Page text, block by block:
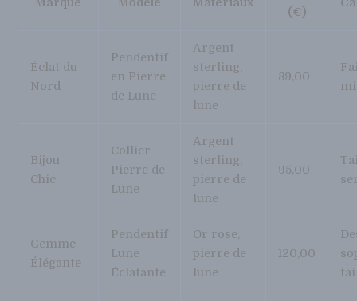
Marque Modèle Matériaux
(€)
Éclat du
Nord
Pendentif
en Pierre
de Lune
Argent
sterling,
pierre de
lune
89,00
Bijou
Chic
Collier
Pierre de
Lune
Argent
sterling,
pierre de
lune
95,00
Gemme
Élégante
Pendentif
Lune
Éclatante
Or rose,
pierre de
lune
120,00